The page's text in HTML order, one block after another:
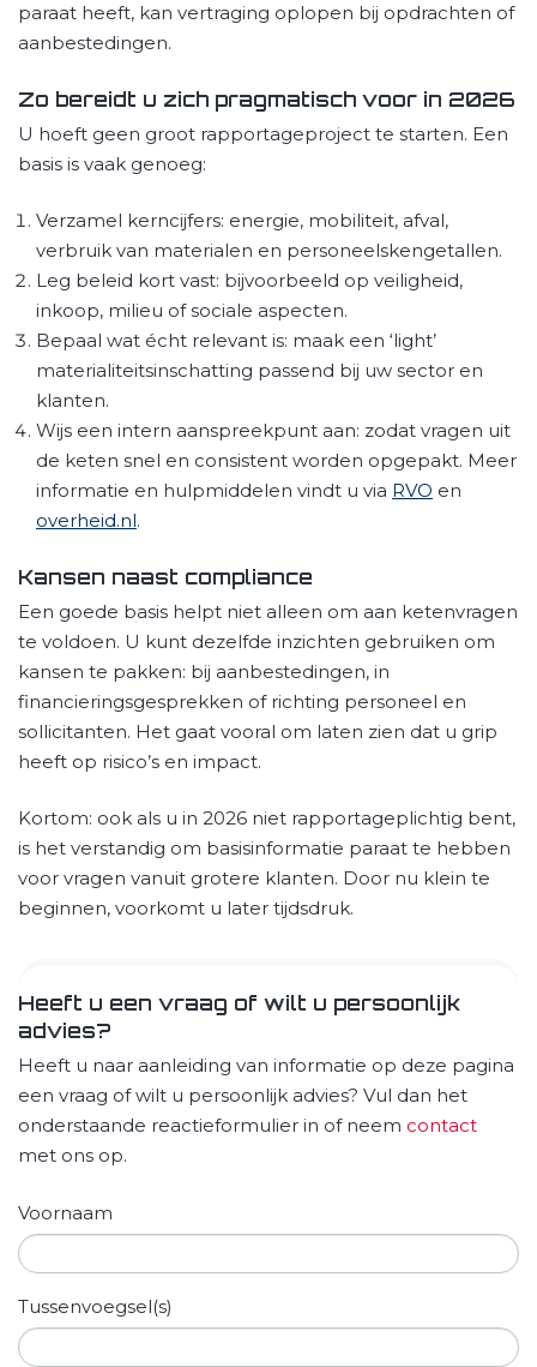
paraat heeft, kan vertraging oplopen bij opdrachten of
aanbestedingen.
Zo bereidt u zich pragmatisch voor in 2026
U hoeft geen groot rapportageproject te starten. Een
basis is vaak genoeg:
Verzamel kerncijfers: energie, mobiliteit, afval,
verbruik van materialen en personeelskengetallen.
Leg beleid kort vast: bijvoorbeeld op veiligheid,
inkoop, milieu of sociale aspecten.
Bepaal wat écht relevant is: maak een ‘light’
materialiteitsinschatting passend bij uw sector en
klanten.
Wijs een intern aanspreekpunt aan: zodat vragen uit
de keten snel en consistent worden opgepakt. Meer
informatie en hulpmiddelen vindt u via RVO en
overheid.nl.
Kansen naast compliance
Een goede basis helpt niet alleen om aan ketenvragen
te voldoen. U kunt dezelfde inzichten gebruiken om
kansen te pakken: bij aanbestedingen, in
financieringsgesprekken of richting personeel en
sollicitanten. Het gaat vooral om laten zien dat u grip
heeft op risico’s en impact.
Kortom: ook als u in 2026 niet rapportageplichtig bent,
is het verstandig om basisinformatie paraat te hebben
voor vragen vanuit grotere klanten. Door nu klein te
beginnen, voorkomt u later tijdsdruk.
Heeft u een vraag of wilt u persoonlijk
advies?
Heeft u naar aanleiding van informatie op deze pagina
een vraag of wilt u persoonlijk advies? Vul dan het
onderstaande reactieformulier in of neem contact
met ons op.
Voornaam
Tussenvoegsel(s)